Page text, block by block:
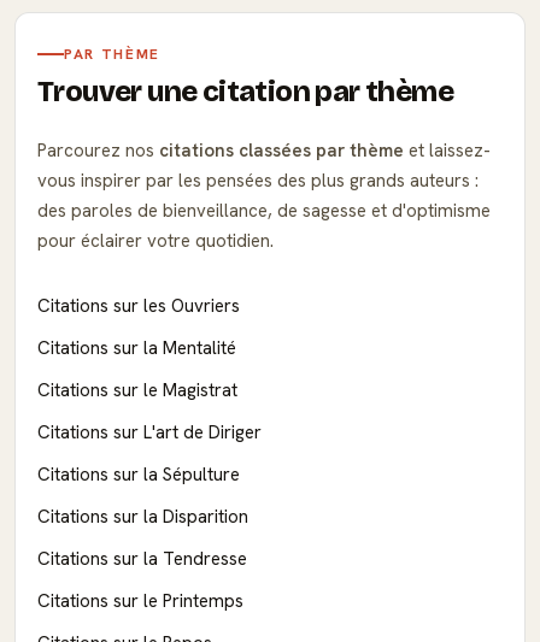
PAR THÈME
Trouver une citation par thème
Parcourez nos citations classées par thème et laissez-
vous inspirer par les pensées des plus grands auteurs :
des paroles de bienveillance, de sagesse et d'optimisme
pour éclairer votre quotidien.
Citations sur les Ouvriers
Citations sur la Mentalité
Citations sur le Magistrat
Citations sur L'art de Diriger
Citations sur la Sépulture
Citations sur la Disparition
Citations sur la Tendresse
Citations sur le Printemps